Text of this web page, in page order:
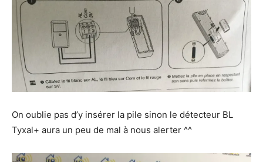
On oublie pas d’y insérer la pile sinon le détecteur BL
Tyxal+ aura un peu de mal à nous alerter ^^